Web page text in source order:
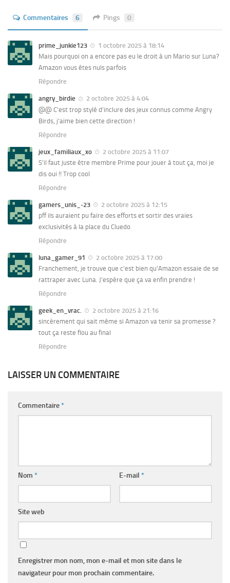
Commentaires 6 Pings 0
prime_junkie123
1 octobre 2025 à 18:14
Mais pourquoi on a encore pas eu le droit à un Mario sur Luna?
Amazon vous êtes nuls parfois
Répondre
angry_birdie
2 octobre 2025 à 4:04
@@ C’est trop stylé d’inclure des jeux connus comme Angry
Birds, j’aime bien cette direction !
Répondre
jeux_familiaux_xo
2 octobre 2025 à 11:07
S’il faut juste être membre Prime pour jouer à tout ça, moi je
dis oui !! Trop cool
Répondre
gamers_unis_-23
2 octobre 2025 à 12:15
pff ils auraient pu faire des efforts et sortir des vraies
exclusivités à la place du Cluedo
Répondre
luna_gamer_91
2 octobre 2025 à 17:00
Franchement, je trouve que c’est bien qu’Amazon essaie de se
rattraper avec Luna. J’espère que ça va enfin prendre !
Répondre
geek_en_vrac.
2 octobre 2025 à 21:16
sincèrement qui sait même si Amazon va tenir sa promesse ?
tout ça reste flou au final
Répondre
LAISSER UN COMMENTAIRE
Commentaire*
Nom * E-mail *
Site web
Enregistrer mon nom, mon e-mail et mon site dans le
navigateur pour mon prochain commentaire.